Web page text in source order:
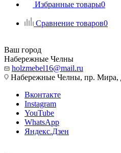
Избранные товары0
Сравнение товаров0
Ваш город
Набережные Челны
holzmebel16@mail.ru
Набережные Челны, пр. Мира,
Вконтакте
Instagram
YouTube
WhatsApp
Яндекс.Дзен